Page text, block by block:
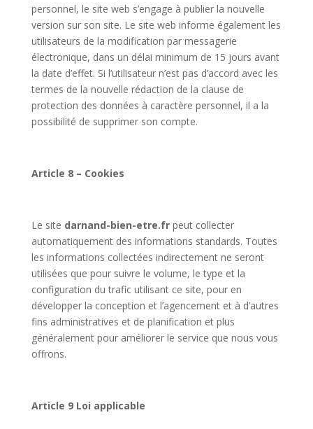
personnel, le site web s’engage à publier la nouvelle
version sur son site. Le site web informe également les
utilisateurs de la modification par messagerie
électronique, dans un délai minimum de 15 jours avant
la date d’effet. Si l’utilisateur n’est pas d’accord avec les
termes de la nouvelle rédaction de la clause de
protection des données à caractère personnel, il a la
possibilité de supprimer son compte.
Article 8 – Cookies
Le site darnand-bien-etre.frpeut collecter
automatiquement des informations standards. Toutes
les informations collectées indirectement ne seront
utilisées que pour suivre le volume, le type et la
configuration du trafic utilisant ce site, pour en
développer la conception et l’agencement et à d’autres
fins administratives et de planification et plus
généralement pour améliorer le service que nous vous
offrons.
Article 9 Loi applicable